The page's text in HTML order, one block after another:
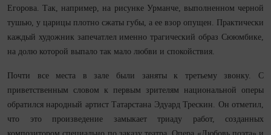
Егорова. Так, например, на рисунке Урманче, выполненном черной
тушью, у царицы плотно сжаты губы, а ее взор опущен. Практически
каждый художник запечатлел именно трагический образ Сююмбике,
на долю которой выпало так мало любви и спокойствия.
Почти все места в зале были заняты к третьему звонку. С
приветственным словом к первым зрителям национальной оперы
обратился народный артист Татарстана Эдуард Трескин. Он отметил,
что это произведение замыкает триаду работ, созданных